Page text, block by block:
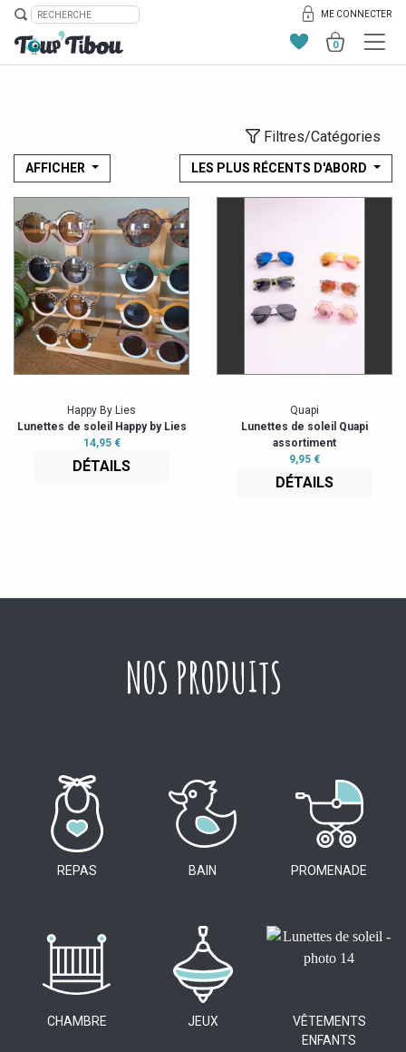
ME CONNECTER
0
Filtres/Catégories
AFFICHER LES PLUS RÉCENTS D'ABORD
Happy By Lies
Lunettes de soleil Happy by Lies
14,95 €
DÉTAILS
Quapi
Lunettes de soleil Quapi
assortiment
9,95 €
DÉTAILS
NOS PRODUITS
REPAS BAIN PROMENADE
CHAMBRE JEUX
VÊTEMENTS
ENFANTS